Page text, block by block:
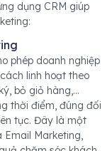
dụng CRM giúp
phép doanh nghiệp
linh hoạt theo
bỏ giỏ hàng,...
thời điểm, đúng đối
tục. Đây là một
Marketing,